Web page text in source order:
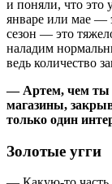
и поняли, что это
январе или мае —
сезон — это
наладим
ведь количество
— Артем, чем ты
магазины,
только один
Золотые угги